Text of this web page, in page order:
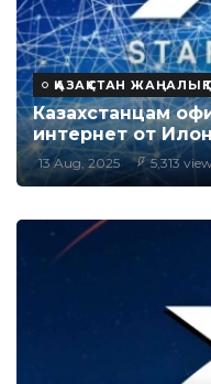
ҚАЗАҚСТАН
Казахстанцам
интернет от
13 Aug, 2025 5,313